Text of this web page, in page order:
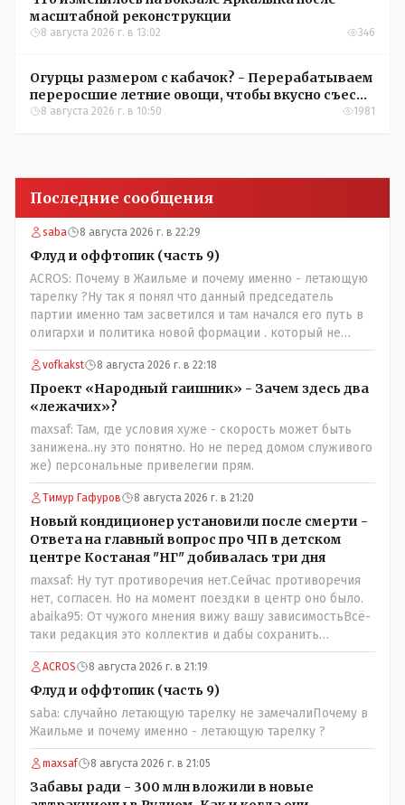
масштабной реконструкции
8 августа 2026 г. в 13:02 346
Огурцы размером с кабачок? - Перерабатываем
переросшие летние овощи, чтобы вкусно съесть
зимой
8 августа 2026 г. в 10:50 1981
Последние сообщения
saba 8 августа 2026 г. в 22:29
Флуд и оффтопик (часть 9)
ACROS: Почему в Жаильме и почему именно - летающую
тарелку ?Ну так я понял что данный председатель
партии именно там засветился и там начался его путь в
олигархи и политика новой формации . который не
стесняется указать президенту на необходимость
скорого ухода! А летающая тарелка, потому что ещё не
было в истории независимого Казахстана депутата
который что то указывал бы действующему президенту,
не иначе инопланетянин, ну а на чём инопланетяне
передвигаются?
vofkakst 8 августа 2026 г. в 22:18
Проект «Народный гаишник» - Зачем здесь два
«лежачих»?
maxsaf: Там, где условия хуже - скорость может быть
занижена..ну это понятно. Но не перед домом служивого
же) персональные привелегии прям.
Тимур Гафуров 8 августа 2026 г. в 21:20
Новый кондиционер установили после смерти -
Ответа на главный вопрос про ЧП в детском
центре Костаная "НГ" добивалась три дня
maxsaf: Ну тут противоречия нет.Сейчас противоречия
нет, согласен. Но на момент поездки в центр оно было.
abaika95: От чужого мнения вижу вашу зависимостьВсё-
таки редакция это коллектив и дабы сохранить
профессиональное лицо можно было бы и указать
Общественному объединению на не корректность
высказываний о вас в том тоне в котором была та
публикация.В комментарии от ОО было и мнение, и
факт. На мнение я ответил там же. В том же тоне
отвечать не намерен, но акценты расставил. А вот факт
нужно было проверить. Что мы и сделали. И если это вы
называете зависимостью, то у меня другое
представление об этом термине.
ACROS 8 августа 2026 г. в 21:19
Флуд и оффтопик (часть 9)
saba: случайно летающую тарелку не замечалиПочему в
Жаильме и почему именно - летающую тарелку ?
maxsaf 8 августа 2026 г. в 21:05
Забавы ради - 300 млн вложили в новые